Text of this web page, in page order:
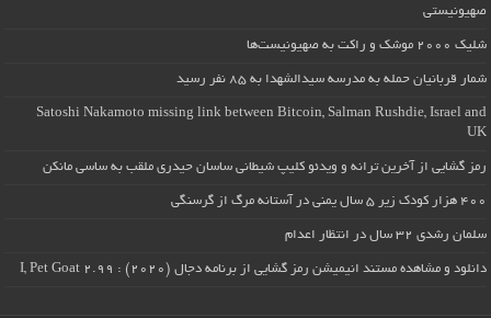
صهیونیستی
شلیک ۲۰۰۰ موشک و راکت به صهیونیست‌ها
شمار قربانیان حمله به مدرسه سیدالشهدا به ۸۵ نفر رسید
Satoshi Nakamoto missing link between Bitcoin, Salman Rushdie, Israel and
UK
رمز گشایی از آخرین ترانه و ویدئو کلیپ شیطانی ساسان حیدری ملقب به ساسی مانکن
۴۰۰ هزار کودک زیر ۵ سال یمنی در آستانه مرگ از گرسنگی
سلمان رشدی ۳۲ سال در انتظار اعدام
دانلود و مشاهده مستند انیمیشن رمز گشایی از برنامه دجال (۲۰۲۰) : I, Pet Goat 2.99